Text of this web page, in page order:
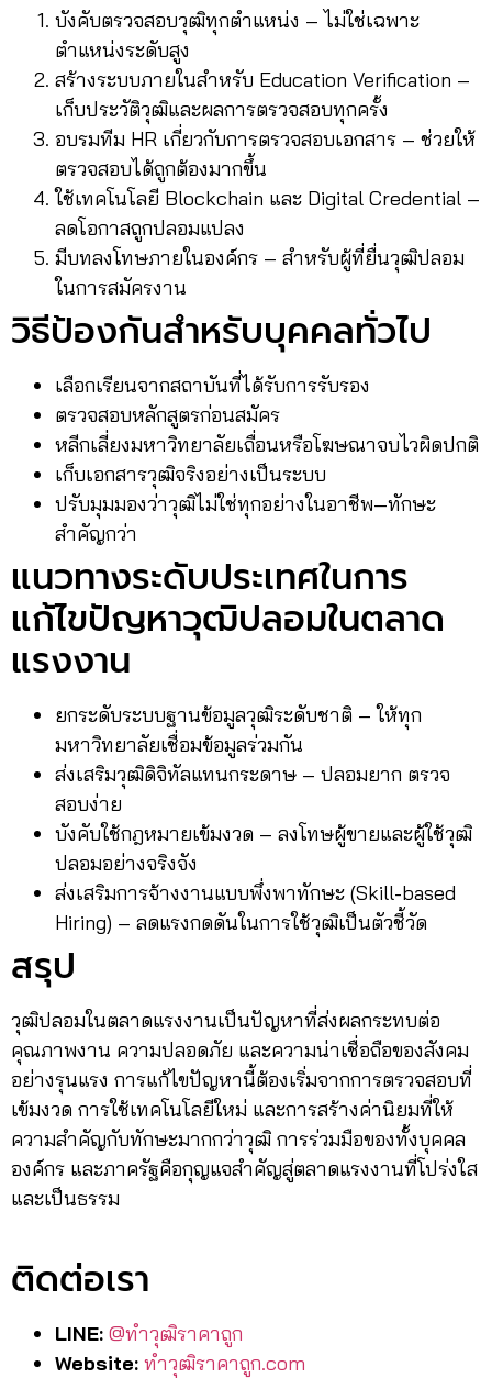
บังคับตรวจสอบวุฒิทุกตำแหน่ง – ไม่ใช่เฉพาะ
ตำแหน่งระดับสูง
สร้างระบบภายในสำหรับ Education Verification –
เก็บประวัติวุฒิและผลการตรวจสอบทุกครั้ง
อบรมทีม HR เกี่ยวกับการตรวจสอบเอกสาร – ช่วยให้
ตรวจสอบได้ถูกต้องมากขึ้น
ใช้เทคโนโลยี Blockchain และ Digital Credential –
ลดโอกาสถูกปลอมแปลง
มีบทลงโทษภายในองค์กร – สำหรับผู้ที่ยื่นวุฒิปลอม
ในการสมัครงาน
วิธีป้องกันสำหรับบุคคลทั่วไป
เลือกเรียนจากสถาบันที่ได้รับการรับรอง
ตรวจสอบหลักสูตรก่อนสมัคร
หลีกเลี่ยงมหาวิทยาลัยเถื่อนหรือโฆษณาจบไวผิดปกติ
เก็บเอกสารวุฒิจริงอย่างเป็นระบบ
ปรับมุมมองว่าวุฒิไม่ใช่ทุกอย่างในอาชีพ—ทักษะ
สำคัญกว่า
แนวทางระดับประเทศในการ
แก้ไขปัญหาวุฒิปลอมในตลาด
แรงงาน
ยกระดับระบบฐานข้อมูลวุฒิระดับชาติ – ให้ทุก
มหาวิทยาลัยเชื่อมข้อมูลร่วมกัน
ส่งเสริมวุฒิดิจิทัลแทนกระดาษ – ปลอมยาก ตรวจ
สอบง่าย
บังคับใช้กฎหมายเข้มงวด – ลงโทษผู้ขายและผู้ใช้วุฒิ
ปลอมอย่างจริงจัง
ส่งเสริมการจ้างงานแบบพึ่งพาทักษะ (Skill-based
Hiring) – ลดแรงกดดันในการใช้วุฒิเป็นตัวชี้วัด
สรุป
วุฒิปลอมในตลาดแรงงานเป็นปัญหาที่ส่งผลกระทบต่อ
คุณภาพงาน ความปลอดภัย และความน่าเชื่อถือของสังคม
อย่างรุนแรง การแก้ไขปัญหานี้ต้องเริ่มจากการตรวจสอบที่
เข้มงวด การใช้เทคโนโลยีใหม่ และการสร้างค่านิยมที่ให้
ความสำคัญกับทักษะมากกว่าวุฒิ การร่วมมือของทั้งบุคคล
องค์กร และภาครัฐคือกุญแจสำคัญสู่ตลาดแรงงานที่โปร่งใส
และเป็นธรรม
ติดต่อเรา
LINE: @ทำวุฒิราคาถูก
Website: ทําวุฒิราคาถูก.com